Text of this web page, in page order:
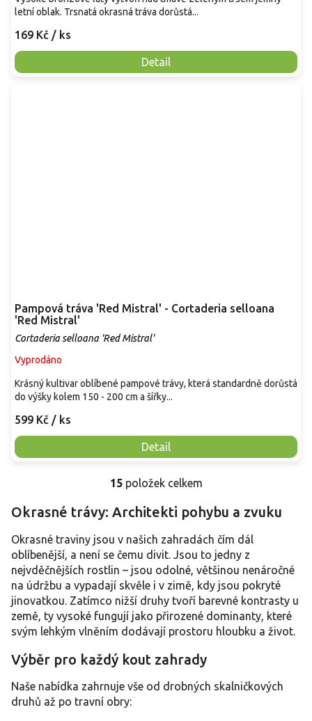
169 Kč / ks
Detail
letní oblak. Trsnatá okrasná tráva dorůstá...
Pampová tráva 'Red Mistral' - Cortaderia selloana
'Red Mistral'
Cortaderia selloana 'Red Mistral'
Vyprodáno
599 Kč / ks
Detail
Krásný kultivar oblíbené pampové trávy, která standardně dorůstá
do výšky kolem 150 - 200 cm a šířky...
O
l
d
a
c
í
p
r
v
k
v
p
15položek celkem
Okrasné trávy: Architekti pohybu a zvuku
Okrasné traviny jsou v našich zahradách čím dál
oblíbenější, a není se čemu divit. Jsou to jedny z
nejvděčnějších rostlin – jsou odolné, většinou nenáročné
na údržbu a vypadají skvěle i v zimě, kdy jsou pokryté
jinovatkou. Zatímco nižší druhy tvoří barevné kontrasty u
země, ty vysoké fungují jako přirozené dominanty, které
svým lehkým vlněním dodávají prostoru hloubku a život.
Výběr pro každý kout zahrady
Naše nabídka zahrnuje vše od drobných skalničkových
druhů až po travní obry: